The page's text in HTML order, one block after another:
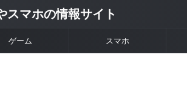
マホの情報サイト
ゲーム スマホ